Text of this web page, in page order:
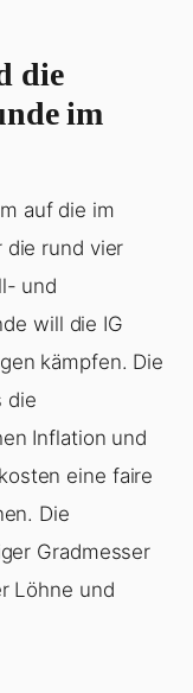
die
im
auf die im
die rund vier
und
will die IG
kämpfen. Die
die
Inflation und
eine faire
Die
Gradmesser
Löhne und